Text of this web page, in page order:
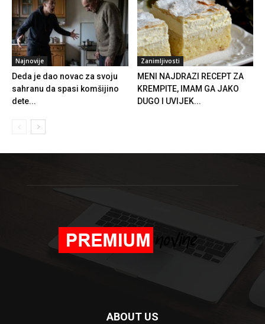
Najnovije
Deda je dao novac za svoju
sahranu da spasi komšijino
dete...
Zanimljivosti
MENI NAJDRAZI RECEPT ZA
KREMPITE, IMAM GA JAKO
DUGO I UVIJEK...
ABOUT US